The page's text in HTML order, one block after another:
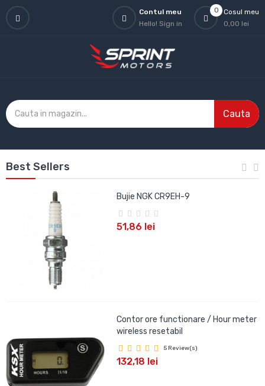
0
Cosul meu
0,00 lei
Contul meu
Hello! Sign in
Cauta
Best Sellers
Bujie NGK CR9EH-9
51,86 lei
Contor ore functionare / Hour meter
wireless resetabil
5 Review(s)
132,18 lei